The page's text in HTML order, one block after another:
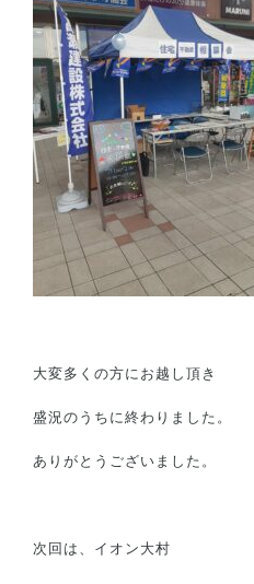
会社概要
土地情報はこちら
プライバシーポリシー
大変多くの方にお越し頂き
盛況のうちに終わりました。
ありがとうございました。
次回は、イオン大村